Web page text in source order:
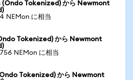
Tokenized) から Newmont
NEMon に相当
Tokenized) から Newmont
NEMon に相当
Tokenized) から Newmont